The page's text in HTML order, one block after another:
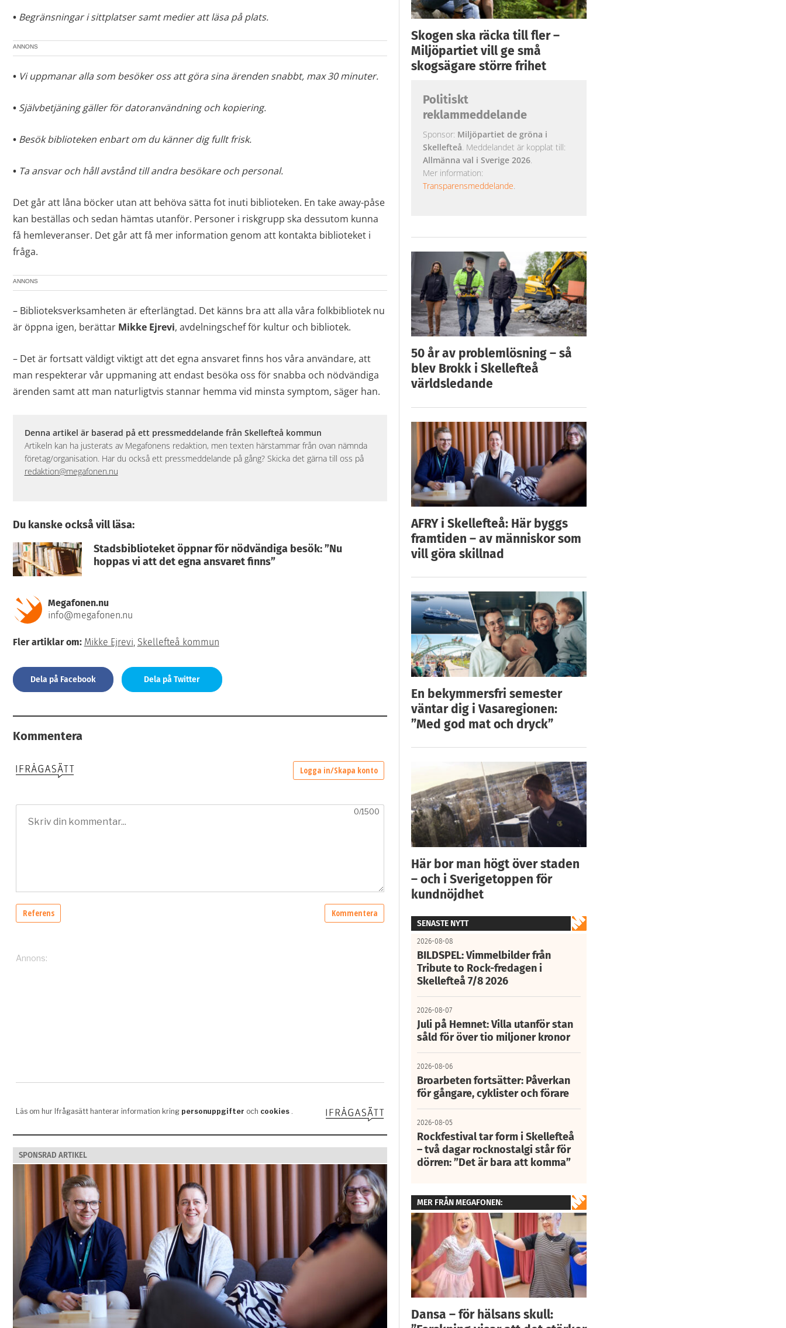
• Begränsningar i sittplatser samt medier att läsa på plats.
ANNONS
• Vi uppmanar alla som besöker oss att göra sina ärenden snabbt, max 30 minuter.
• Självbetjäning gäller för datoranvändning och kopiering.
• Besök biblioteken enbart om du känner dig fullt frisk.
• Ta ansvar och håll avstånd till andra besökare och personal.
Det går att låna böcker utan att behöva sätta fot inuti biblioteken. En take away-påse
kan beställas och sedan hämtas utanför. Personer i riskgrupp ska dessutom kunna
få hemleveranser. Det går att få mer information genom att kontakta biblioteket i
fråga.
ANNONS
– Biblioteksverksamheten är efterlängtad. Det känns bra att alla våra folkbibliotek nu
är öppna igen, berättar Mikke Ejrevi, avdelningschef för kultur och bibliotek.
– Det är fortsatt väldigt viktigt att det egna ansvaret finns hos våra användare, att
man respekterar vår uppmaning att endast besöka oss för snabba och nödvändiga
ärenden samt att man naturligtvis stannar hemma vid minsta symptom, säger han.
Denna artikel är baserad på ett pressmeddelande från Skellefteå kommun
Artikeln kan ha justerats av Megafonens redaktion, men texten härstammar från ovan nämnda
företag/organisation. Har du också ett pressmeddelande på gång? Skicka det gärna till oss på
redaktion@megafonen.nu
Du kanske också vill läsa:
Stadsbiblioteket öppnar för nödvändiga besök: ”Nu
hoppas vi att det egna ansvaret finns”
Megafonen.nu
info@megafonen.nu
Fler artiklar om: Mikke Ejrevi, Skellefteå kommun
Dela på Facebook Dela på Twitter
Kommentera
SPONSRAD ARTIKEL
Skogen ska räcka till fler –
Miljöpartiet vill ge små
skogsägare större frihet
Politiskt
reklammeddelande
Sponsor: Miljöpartiet de gröna i
Skellefteå. Meddelandet är kopplat till:
Allmänna val i Sverige 2026.
Mer information:
Transparensmeddelande.
50 år av problemlösning – så
blev Brokk i Skellefteå
världsledande
AFRY i Skellefteå: Här byggs
framtiden – av människor som
vill göra skillnad
En bekymmersfri semester
väntar dig i Vasaregionen:
”Med god mat och dryck”
Här bor man högt över staden
– och i Sverigetoppen för
kundnöjdhet
SENASTE NYTT
2026-08-08
BILDSPEL: Vimmelbilder från
Tribute to Rock-fredagen i
Skellefteå 7/8 2026
2026-08-07
Juli på Hemnet: Villa utanför stan
såld för över tio miljoner kronor
2026-08-06
Broarbeten fortsätter: Påverkan
för gångare, cyklister och förare
2026-08-05
Rockfestival tar form i Skellefteå
– två dagar rocknostalgi står för
dörren: ”Det är bara att komma”
MER FRÅN MEGAFONEN:
Dansa – för hälsans skull: